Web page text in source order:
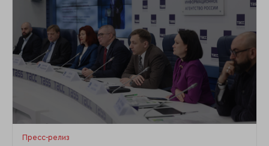
Пресс-релиз